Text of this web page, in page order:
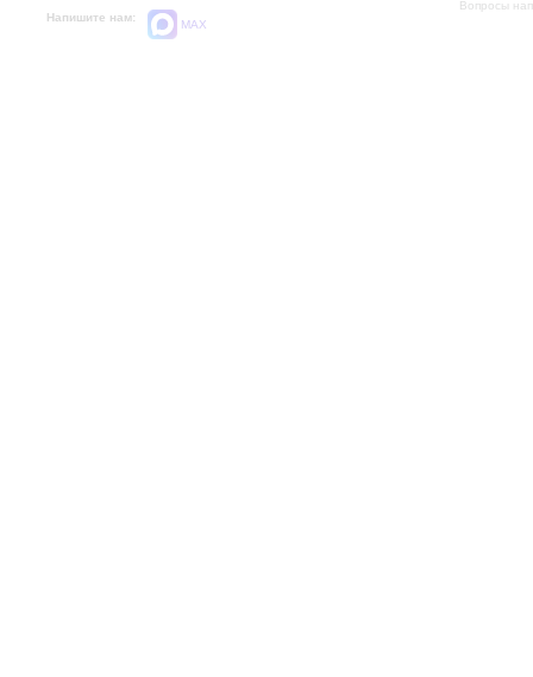
Напишите нам:
MAX
Вопросы